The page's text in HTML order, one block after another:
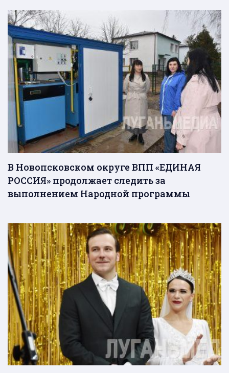
В Новопсковском округе ВПП «ЕДИНАЯ
РОССИЯ» продолжает следить за
выполнением Народной программы